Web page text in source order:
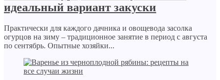
идеальный вариант закуски
Практически для каждого дачника и овощевода засолка
огурцов на зиму – традиционное занятие в период с августа
по сентябрь. Опытные хозяйки...